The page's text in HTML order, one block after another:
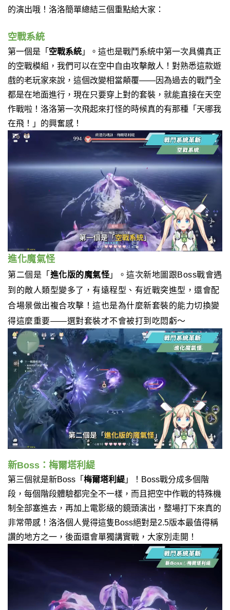
的演出哦！洛洛簡單總結三個重點給大家：
空戰系統
第一個是「 空戰系統 」。這也是戰鬥系統中第一次具備真正
的空戰模組，我們可以在空中自由攻擊敵人！對熟悉這款遊
戲的老玩家來說，這個改變相當顛覆——因為過去的戰鬥全
都是在地面進行，現在只要穿上對的套裝，就能直接在天空
作戰啦！洛洛第一次飛起來打怪的時候真的有那種「天哪我
在飛！」的興奮感！
進化魔氣怪
第二個是「 進化版的魔氣怪」。這次新地圖跟Boss戰會遇
到的敵人類型變多了，有遠程型、有近戰突進型，還會配
合場景做出複合攻擊！這也是為什麼新套裝的能力切換變
得這麼重要——選對套裝才不會被打到吃悶虧～
新Boss：梅爾塔利緹
第三個就是新Boss「 梅爾塔利緹 」！Boss戰分成多個階
段，每個階段體驗都完全不一樣，而且把空中作戰的特殊機
制全部塞進去，再加上電影級的鏡頭演出，整場打下來真的
非常帶感！洛洛個人覺得這隻Boss絕對是2.5版本最值得稱
讚的地方之一，後面還會單獨講實戰，大家別走開！